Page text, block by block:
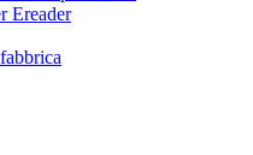
Ereader